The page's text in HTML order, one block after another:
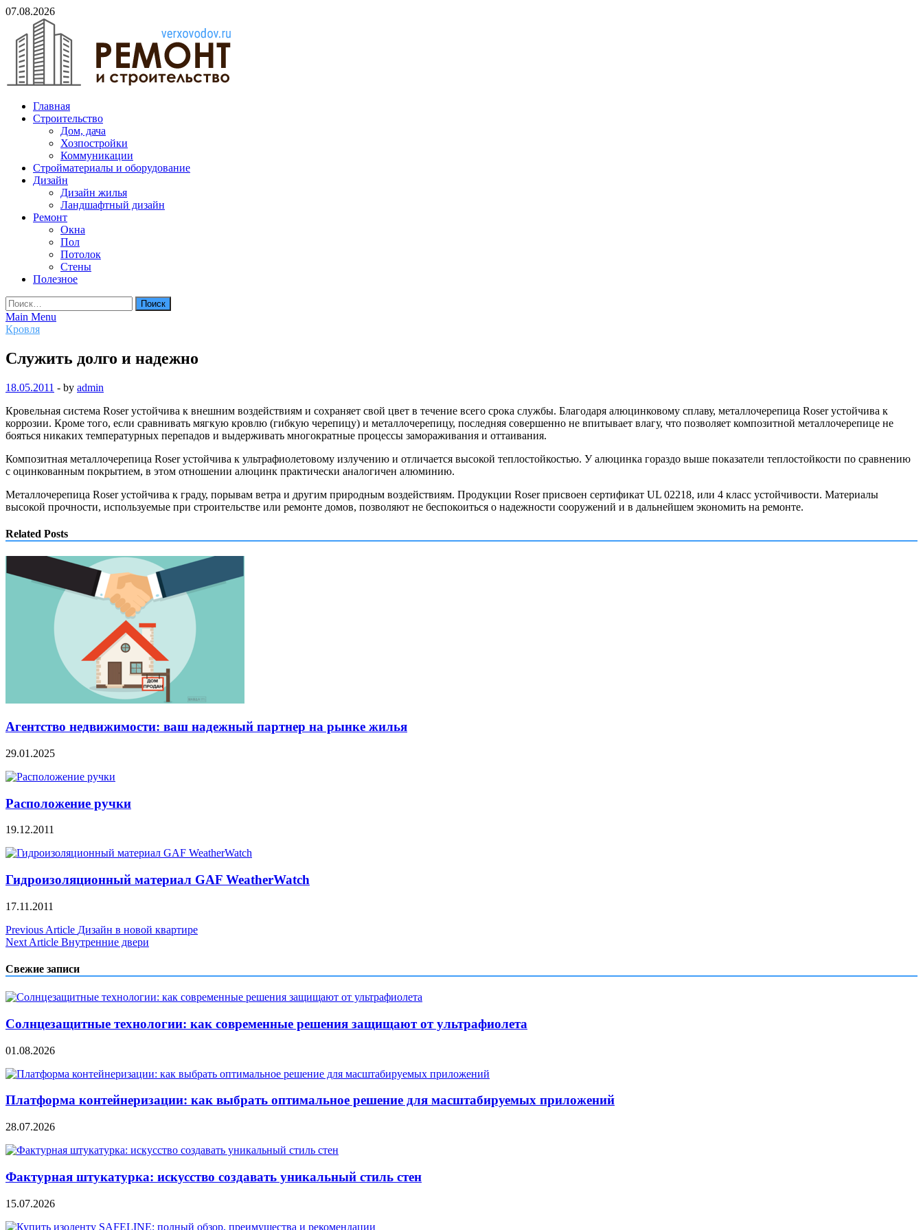
Skip
content
07.08.2026
verxovodov.ru
Ремонт и строительство
Главная
Строительство
Дом, дача
Хозпостройки
Коммуникации
Стройматериалы и оборудование
Дизайн
Дизайн жилья
Ландшафтный дизайн
Ремонт
Окна
Пол
Потолок
Стены
Полезное
Найти:
Main Menu
Кровля
Служить долго и надежно
18.05.2011 - by admin
Кровельная система Roser устойчива к внешним воздействиям и сохраняет свой цвет в течение всего срока службы. Благодаря алюцинковому сплаву, металлочерепица Roser устойчива к
коррозии. Кроме того, если сравнивать мягкую кровлю (гибкую черепицу) и металлочерепицу, последняя совершенно не впитывает влагу, что позволяет композитной металлочерепице не
бояться никаких температурных перепадов и выдерживать многократные процессы замораживания и оттаивания.
Композитная металлочерепица Roser устойчива к ультрафиолетовому излучению и отличается высокой теплостойкостью. У алюцинка гораздо выше показатели теплостойкости по сравнению
с оцинкованным покрытием, в этом отношении алюцинк практически аналогичен алюминию.
Металлочерепица Roser устойчива к граду, порывам ветра и другим природным воздействиям. Продукции Roser присвоен сертификат UL 02218, или 4 класс устойчивости. Материалы
высокой прочности, используемые при строительстве или ремонте домов, позволяют не беспокоиться о надежности сооружений и в дальнейшем экономить на ремонте.
Related Posts
Агентство недвижимости: ваш надежный партнер на рынке жилья
29.01.2025
Расположение ручки
19.12.2011
Гидроизоляционный материал GAF WeatherWatch
17.11.2011
Навигация
по
записям
Previous Article Дизайн в новой квартире
Next Article Внутренние двери
Свежие записи
Солнцезащитные технологии: как современные решения защищают от ультрафиолета
01.08.2026
Платформа контейнеризации: как выбрать оптимальное решение для масштабируемых приложений
28.07.2026
Фактурная штукатурка: искусство создавать уникальный стиль стен
15.07.2026